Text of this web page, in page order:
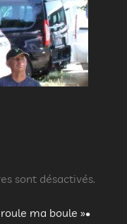
sont désactivés.
ma boule »•